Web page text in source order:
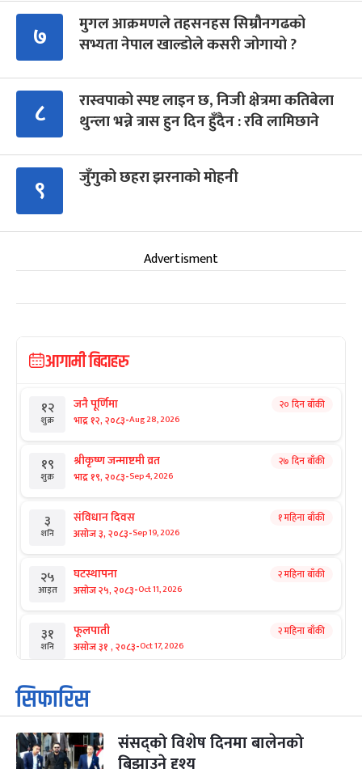
७
मुगल आक्रमणले तहसनहस सिम्रौनगढको
सभ्यता नेपाल खाल्डोले कसरी जोगायो ?
८
रास्वपाको स्पष्ट लाइन छ, निजी क्षेत्रमा कतिबेला
थुन्ला भन्ने त्रास हुन दिन हुँदैन : रवि लामिछाने
९ जुँगुको छहरा झरनाको मोहनी
Advertisment
आगामी बिदाहरु
१२
शुक्र
जनै पूर्णिमा
भाद्र १२, २०८३-Aug 28, 2026
२० दिन बाँकी
१९
शुक्र
श्रीकृष्ण जन्माष्टमी व्रत
भाद्र १९, २०८३-Sep 4, 2026
२७ दिन बाँकी
३
शनि
संविधान दिवस
असोज ३, २०८३-Sep 19, 2026
१ महिना बाँकी
२५
आइत
घटस्थापना
असोज २५, २०८३-Oct 11, 2026
२ महिना बाँकी
३१
शनि
फूलपाती
असोज ३१ , २०८३-Oct 17, 2026
२ महिना बाँकी
१
आइत
कार्तिक सङ्क्रान्ति
कार्तिक १, २०८३
३
मंगल
महानवमी
कार्तिक ३, २०८३-Oct 20, 2026
२ महिना बाँकी
सिफारिस
संसद्को विशेष दिनमा बालेनको